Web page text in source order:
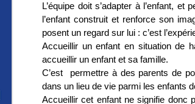
L’équipe doit s’adapter à l’enfant,
l’enfant construit et renforce son
posent un regard sur lui : c’est
Accueillir un enfant en situation de
accueillir un enfant et sa famille.
C’est permettre à des parents de
dans un lieu de vie parmi les enfants
Accueillir cet enfant ne signifie donc